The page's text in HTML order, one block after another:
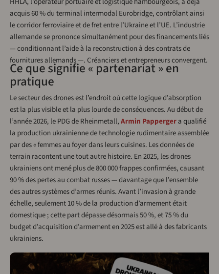
acquis 60 % du terminal intermodal Eurobridge, contrôlant ainsi
le corridor ferroviaire et de fret entre l’Ukraine et l’UE. L’industrie
allemande se prononce simultanément pour des financements liés
— conditionnant l’aide à la reconstruction à des contrats de
fournitures allemands —. Créanciers et entrepreneurs convergent.
Ce que signifie « partenariat » en
pratique
Le secteur des drones est l’endroit où cette logique d’absorption
est la plus visible et la plus lourde de conséquences. Au début de
l’année 2026, le PDG de Rheinmetall,Armin Pappergera qualifié
la production ukrainienne de technologie rudimentaire assemblée
par des « femmes au foyer dans leurs cuisines. Les données de
terrain racontent une tout autre histoire. En 2025, les drones
ukrainiens ont mené plus de 800 000 frappes confirmées, causant
90 % des pertes au combat russes — davantage que l’ensemble
des autres systèmes d’armes réunis. Avant l’invasion à grande
échelle, seulement 10 % de la production d’armement était
domestique ; cette part dépasse désormais 50 %, et 75 % du
budget d’acquisition d’armement en 2025 est allé à des fabricants
ukrainiens.